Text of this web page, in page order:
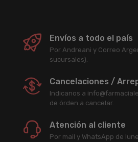
Envíos a todo el país
Por Andreani y Correo
sucursales).
Cancelaciones /
Indicanos a
de órden a cancelar.
Atención al cliente
Por mail y WhatsApp de